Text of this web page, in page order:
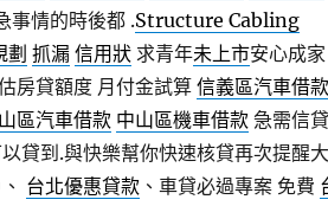
事情的時後都 .Structure Cabling
劃 抓漏 信用狀求青年未上市安心成家
房貸額度 月付金試算 信義區汽車借款
區汽車借款 中山區機車借款急需信貸
貸到.與快樂幫你快速核貸再次提醒大
台北優惠貸款、車貸必過專案 免費